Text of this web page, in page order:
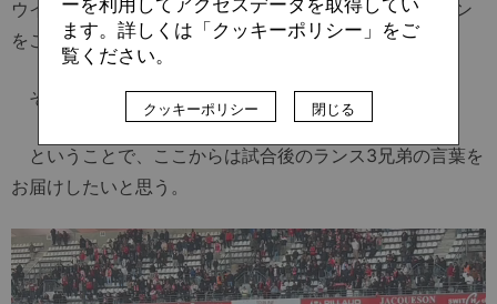
ウインガー、ジョナサン・ロウの再三のペネトレーション
をことごとく潰し、際どい場面を守り切った。
それぞれが存分に力を出し切って手にした勝利。
ということで、ここからは試合後のランス3兄弟の言葉を
お届けしたいと思う。
ます。詳しくは「クッキーポリシー」をご
覧ください。
クッキーポリシー 閉じる